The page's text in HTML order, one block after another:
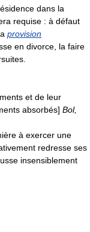
dans la
requise : à défaut
provision
en divorce, la faire
et de leur
absorbés] Bol,
à exercer une
redresse ses
insensiblement